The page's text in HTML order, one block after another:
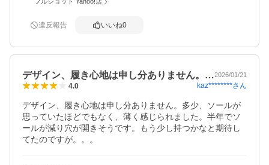
違反報告 いいね0
デザイン、履き心地は申し分ありません。…2026/01/21
4.0 kaz********さん
デザイン、履き心地は申し分ありません。多少、ソールが
思っていたほどでもなく、薄く感じられました。半年でソ
ールが減り穴が開きそうです。もう少し持つかなと期待し